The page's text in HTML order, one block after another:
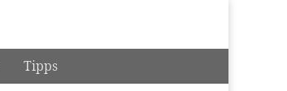
Tipps